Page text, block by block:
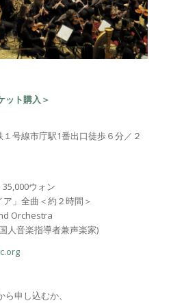
ット購入＞
号線市庁駅1番出口徒歩６分／２
ウォン
」全曲＜約２時間＞
Orchestra
人音楽指導者兼声楽家)
申し込むか、